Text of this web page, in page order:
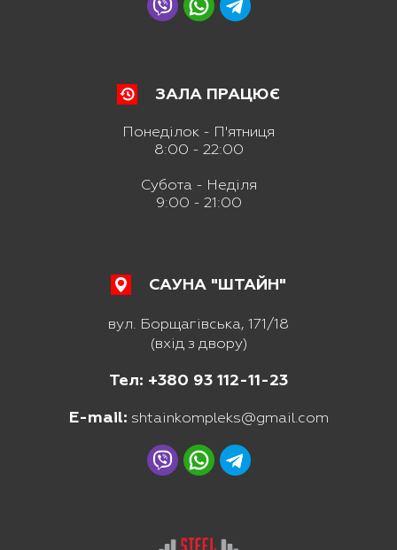
ЗАЛА ПРАЦЮЄ
Понеділок - П'ятниця
8:00 - 22:00
Субота - Неділя
9:00 - 21:00
САУНА "ШТАЙН"
вул. Борщагівська, 171/18
(вхід з двору)
Тел: +380 93 112-11-23
E-mail: shtainkompleks@gmail.com